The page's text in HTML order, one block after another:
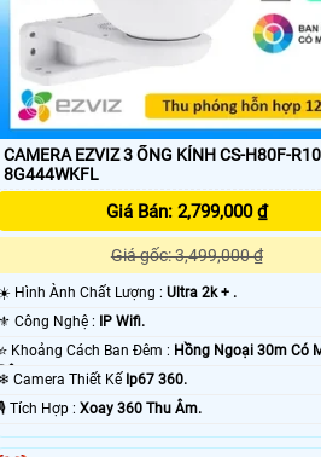
CAMERA EZVIZ 3 ỐNG KÍNH CS-H80F-
8G444WKFL
Giá Bán: 2,799,000 ₫
Giá gốc: 3,499,000 ₫
☀️ Hình Ành Chất Lượng :Ultra 2k + .
⚜️ Công Nghệ :
IP Wifi.
⭐ Khoảng Cách Ban Đêm : Hồng Ngoại 30m Có
Ðêm.❄ Camera Thiết Kế Ip67 360.
️🎙 Tích Hợp :Xoay 360 Thu Âm.